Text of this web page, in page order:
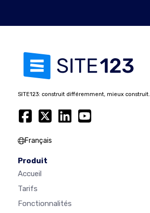
SITE123: construit différemment, mieux construit.
Français
Produit
Accueil
Tarifs
Fonctionnalités